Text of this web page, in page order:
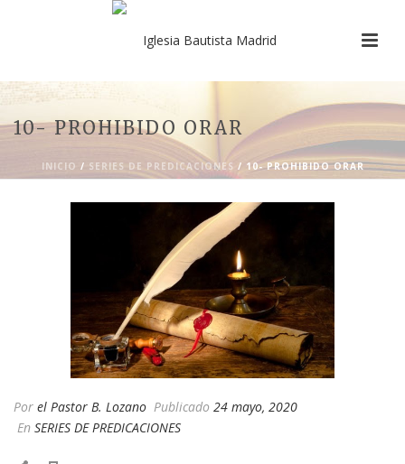
10- PROHIBIDO ORAR
INICIO / SERIES DE PREDICACIONES / 10- PROHIBIDO ORAR
Por el Pastor B. Lozano Publicado 24 mayo, 2020
En SERIES DE PREDICACIONES